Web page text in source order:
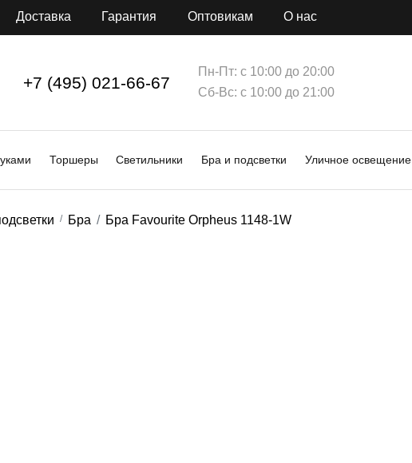
Доставка Гарантия Оптовикам О нас
+7 (495) 021-66-67
Пн-Пт: с 10:00 до 20:00
Сб-Вс: с 10:00 до 21:00
Торшеры Светильники Бра и подсветки Уличное освещение
Бра Бра Favourite Orpheus 1148-1W